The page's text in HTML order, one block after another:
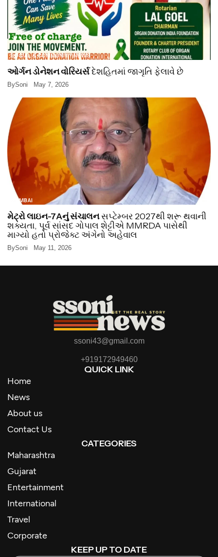
SOCIAL & COMMUNITY NEWS
ઓર્ગન ડોનેશન વોરિયર્સદેશહિતમાં જાગૃતિ ફેલાવે છે
BySoni May 7, 2026
MUMBAI
મેટ્રો લાઇન-7Aનું સંચાલનસપ્ટેમ્બર 2027થી શરૂ થવાની
શક્યતા, પૂર્વ સાંસદ ગોપાલ શેટ્ટીએ MMRDA પાસેથી
માગ્યો હતો પ્રોજેક્ટ અંગેનો અહેવાલ
BySoni May 11, 2026
ssoni43@gmail.com
+919172949460
QUICK LINK
Home
News
About us
Contact Us
CATEGORIES
Maharashtra
Gujarat
Entertainment
International
Travel
Corporate
KEEP UP TO DATE